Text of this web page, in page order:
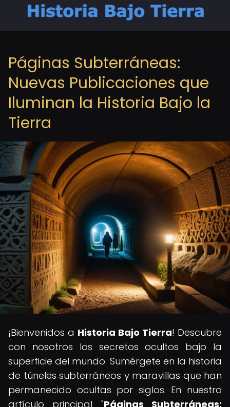
Páginas Subterráneas:
Nuevas Publicaciones que
Iluminan la Historia Bajo la
Tierra
¡Bienvenidos a Historia Bajo Tierra! Descubre
con nosotros los secretos ocultos bajo la
superficie del mundo. Sumérgete en la historia
de túneles subterráneos y maravillas que han
permanecido ocultas por siglos. En nuestro
artículo principal "Páginas Subterráneas: